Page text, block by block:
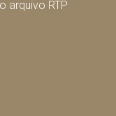
arquivo RTP